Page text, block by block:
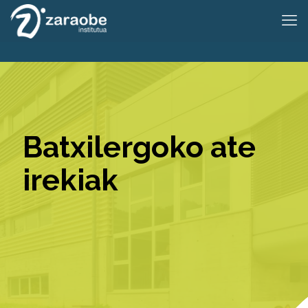
Batxilergoko ate
irekiak